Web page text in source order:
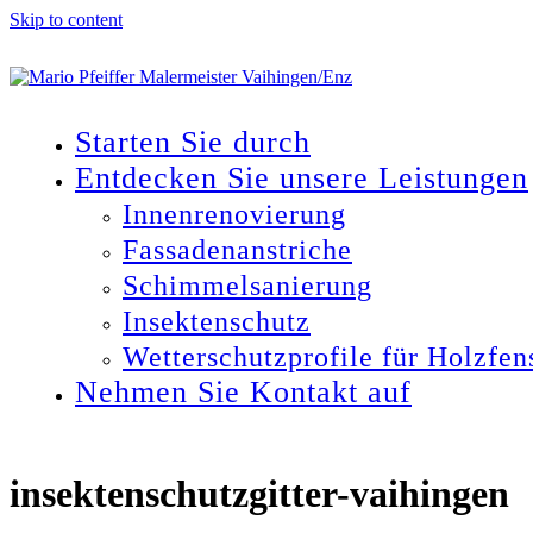
Skip to content
Starten Sie durch
Entdecken Sie unsere Leistungen
Innenrenovierung
Fassadenanstriche
Schimmelsanierung
Insektenschutz
Wetterschutzprofile für
Nehmen Sie Kontakt auf
menu
menu
insektenschutzgitter-vaihingen